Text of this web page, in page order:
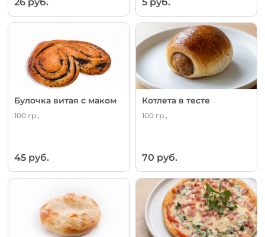
Булочка витая с маком
100 гр.,
45 руб.
Котлета в тесте
100 гр.,
70 руб.